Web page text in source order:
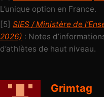
L’unique option en France.
[5] SIES / Ministère de
2026) : Notes
d’athlètes de haut niveau.
Grimtag